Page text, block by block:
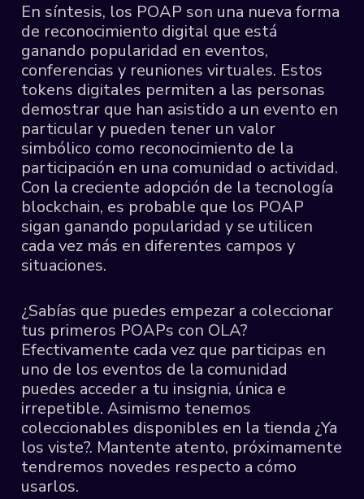
En síntesis, los POAP son una nueva forma
de reconocimiento digital que está
ganando popularidad en eventos,
conferencias y reuniones virtuales. Estos
tokens digitales permiten a las personas
demostrar que han asistido a un evento en
particular y pueden tener un valor
simbólico como reconocimiento de la
participación en una comunidad o actividad.
Con la creciente adopción de la tecnología
blockchain, es probable que los POAP
sigan ganando popularidad y se utilicen
cada vez más en diferentes campos y
situaciones.
¿Sabías que puedes empezar a coleccionar
tus primeros POAPs con OLA?
Efectivamente cada vez que participas en
uno de los eventos de la comunidad
puedes acceder a tu insignia, única e
irrepetible. Asimismo tenemos
coleccionables disponibles en la tienda ¿Ya
los viste?. Mantente atento, próximamente
tendremos novedes respecto a cómo
usarlos.